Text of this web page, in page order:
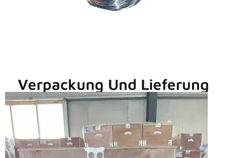
Verpackung Und Lieferung